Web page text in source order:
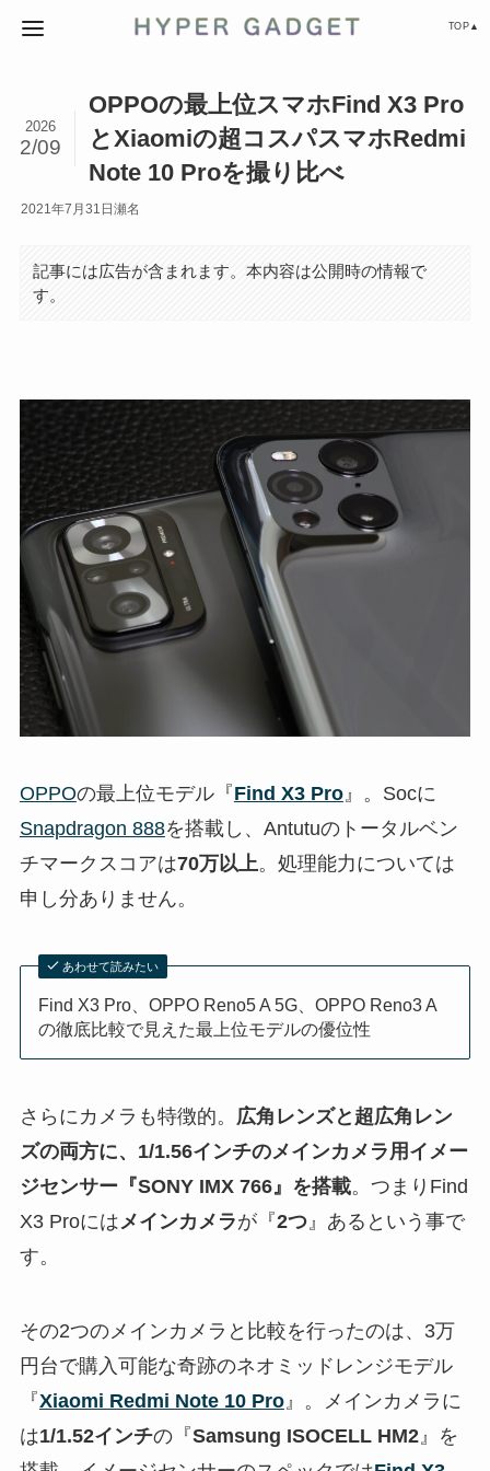
TOP▲
OPPOの最上位スマホFind X3 Pro
とXiaomiの超コスパスマホRedmi
Note 10 Proを撮り比べ
2026
2/09
2021年7月31日 瀬名
記事には広告が含まれます。本内容は公開時の情報で
す。
OPPOの最上位モデル『Find X3 Pro』。Socに
Snapdragon 888を搭載し、Antutuのトータルベン
チマークスコアは70万以上。処理能力については
申し分ありません。
あわせて読みたい
Find X3 Pro、OPPO Reno5 A 5G、OPPO Reno3 A
の徹底比較で見えた最上位モデルの優位性
さらにカメラも特徴的。
広角レンズと超広角レン
ズの両方に、1/1.56インチのメインカメラ用イメー
ジセンサー『SONY IMX 766』を搭載。つまりFind
X3 Proには メインカメラが『2つ』あるという事で
す。
その2つのメインカメラと比較を行ったのは、3万
円台で購入可能な奇跡のネオミッドレンジモデル
『Xiaomi Redmi Note 10 Pro』。メインカメラに
は1/1.52インチの『Samsung ISOCELL HM2』を